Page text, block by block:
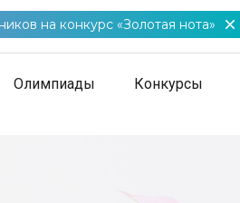
на конкурс «Золотая нота»
Олимпиады Конкурсы